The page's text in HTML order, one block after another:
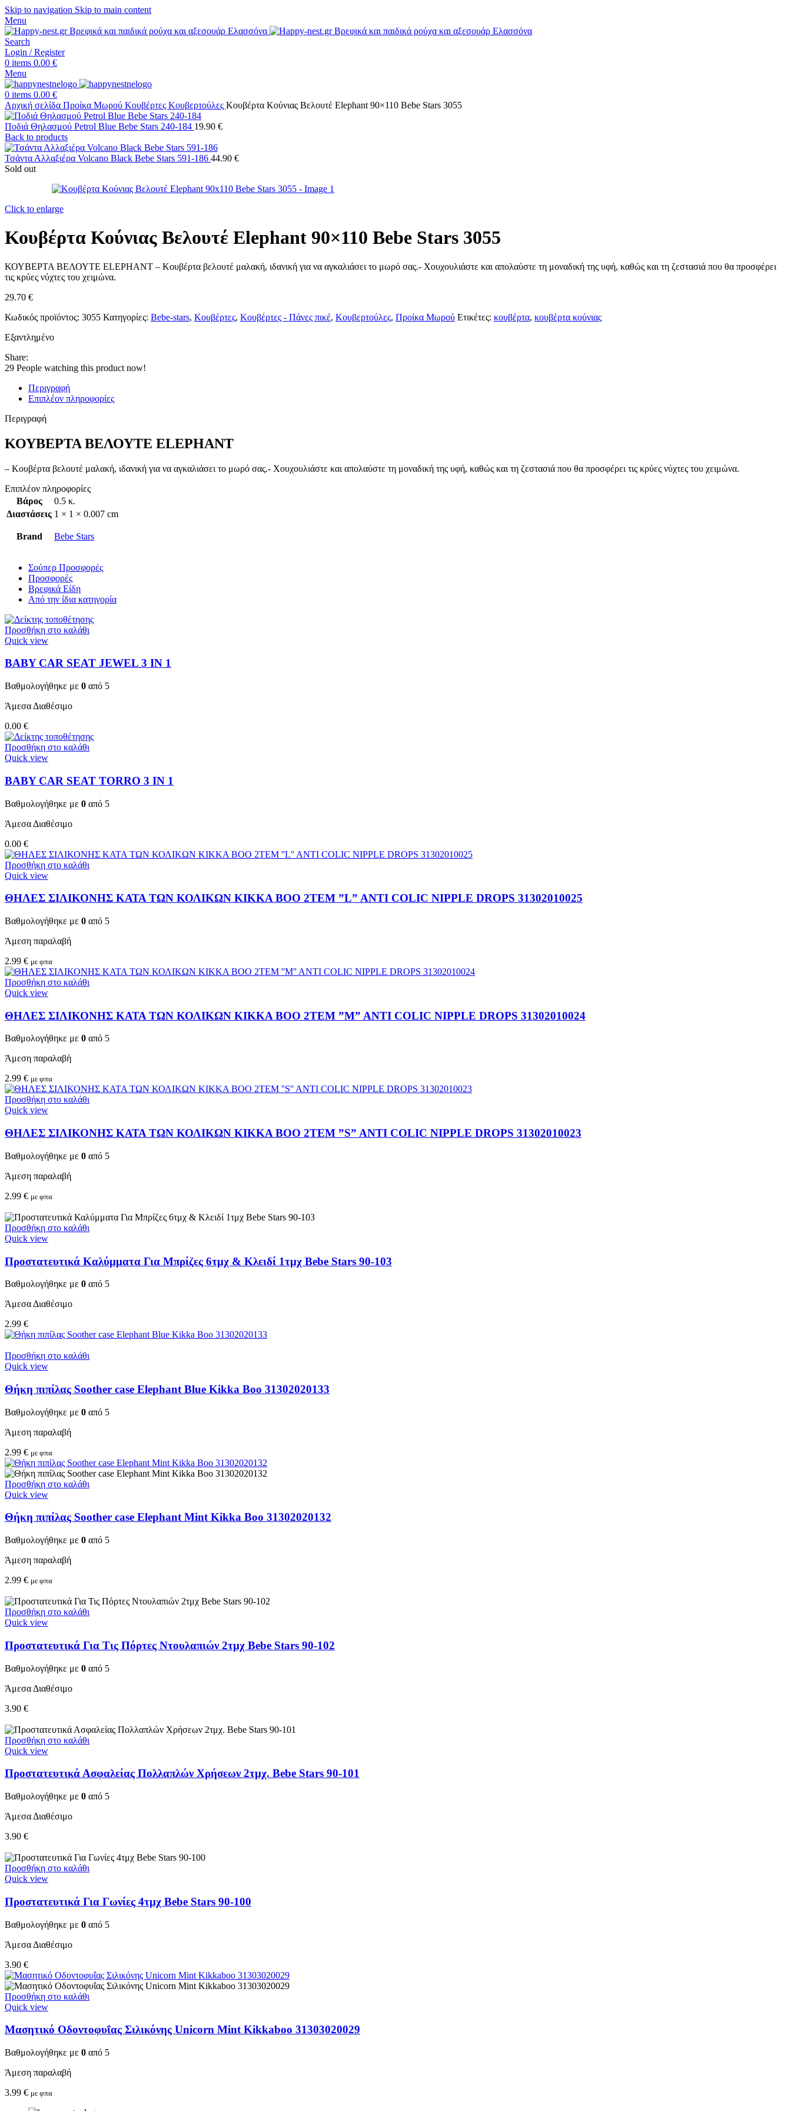
Skip to navigation Skip to main content
Menu
Search
Login / Register
0 items 0.00 €
Menu
0 items 0.00 €
Αρχική σελίδα Προίκα Μωρού Κουβέρτες Κουβερτούλες Κουβέρτα Κούνιας Βελουτέ Elephant 90×110 Bebe Stars 3055
Ποδιά Θηλασμού Petrol Blue Bebe Stars 240-184 19.90 €
Back to products
Τσάντα Αλλαξιέρα Volcano Black Bebe Stars 591-186 44.90 €
Sold out
Click to enlarge
Κουβέρτα Κούνιας Βελουτέ Elephant 90×110 Bebe Stars 3055
ΚΟΥΒΕΡΤΑ ΒΕΛΟΥΤΕ ELEPHANT – Κουβέρτα βελουτέ μαλακή, ιδανική για να αγκαλιάσει το μωρό σας.- Χουχουλιάστε και απολαύστε τη μοναδική της υφή, καθώς και τη ζεστασιά που θα προσφέρει
τις κρύες νύχτες του χειμώνα.
29.70 €
Κωδικός προϊόντος: 3055 Κατηγορίες: Bebe-stars, Κουβέρτες, Κουβέρτες - Πάνες πικέ, Κουβερτούλες, Προίκα Μωρού Ετικέτες: κουβέρτα, κουβέρτα κούνιας
Εξαντλημένο
Share:
29 People watching this product now!
Περιγραφή
Επιπλέον πληροφορίες
Περιγραφή
ΚΟΥΒΕΡΤΑ ΒΕΛΟΥΤΕ ELEPHANT
– Κουβέρτα βελουτέ μαλακή, ιδανική για να αγκαλιάσει το μωρό σας.- Χουχουλιάστε και απολαύστε τη μοναδική της υφή, καθώς και τη ζεστασιά που θα προσφέρει τις κρύες νύχτες του χειμώνα.
Επιπλέον πληροφορίες
Βάρος
0.5 κ.
Διαστάσεις 1 × 1 × 0.007 cm
Brand Bebe Stars
Σούπερ Προσφορές
Προσφορές
Βρεφικά Είδη
Από την ίδια κατηγορία
Προσθήκη στο καλάθι
Quick view
BABY CAR SEAT JEWEL 3 ΙΝ 1
Βαθμολογήθηκε με 0 από 5
Άμεσα Διαθέσιμο
0.00 €
Προσθήκη στο καλάθι
Quick view
BABY CAR SEAT TORRO 3 ΙΝ 1
Βαθμολογήθηκε με 0 από 5
Άμεσα Διαθέσιμο
0.00 €
Προσθήκη στο καλάθι
Quick view
ΘΗΛΕΣ ΣΙΛΙΚΟΝΗΣ ΚΑΤΑ ΤΩΝ ΚΟΛΙΚΩΝ KIKKA BOO 2TEM ”L” ANTI COLIC NIPPLE DROPS 31302010025
Βαθμολογήθηκε με 0 από 5
Άμεση παραλαβή
2.99 € με φπα
Προσθήκη στο καλάθι
Quick view
ΘΗΛΕΣ ΣΙΛΙΚΟΝΗΣ ΚΑΤΑ ΤΩΝ ΚΟΛΙΚΩΝ KIKKA BOO 2TEM ”M” ANTI COLIC NIPPLE DROPS 31302010024
Βαθμολογήθηκε με 0 από 5
Άμεση παραλαβή
2.99 € με φπα
Προσθήκη στο καλάθι
Quick view
ΘΗΛΕΣ ΣΙΛΙΚΟΝΗΣ ΚΑΤΑ ΤΩΝ ΚΟΛΙΚΩΝ KIKKA BOO 2TEM ”S” ANTI COLIC NIPPLE DROPS 31302010023
Βαθμολογήθηκε με 0 από 5
Άμεση παραλαβή
2.99 € με φπα
Προσθήκη στο καλάθι
Quick view
Προστατευτικά Καλύμματα Για Μπρίζες 6τμχ & Κλειδί 1τμχ Bebe Stars 90-103
Βαθμολογήθηκε με 0 από 5
Άμεσα Διαθέσιμο
2.99 €
Προσθήκη στο καλάθι
Quick view
Θήκη πιπίλας Soother case Elephant Blue Kikka Boo 31302020133
Βαθμολογήθηκε με 0 από 5
Άμεση παραλαβή
2.99 € με φπα
Προσθήκη στο καλάθι
Quick view
Θήκη πιπίλας Soother case Elephant Mint Kikka Boo 31302020132
Βαθμολογήθηκε με 0 από 5
Άμεση παραλαβή
2.99 € με φπα
Προσθήκη στο καλάθι
Quick view
Προστατευτικά Για Τις Πόρτες Ντουλαπιών 2τμχ Bebe Stars 90-102
Βαθμολογήθηκε με 0 από 5
Άμεσα Διαθέσιμο
3.90 €
Προσθήκη στο καλάθι
Quick view
Προστατευτικά Ασφαλείας Πολλαπλών Χρήσεων 2τμχ. Bebe Stars 90-101
Βαθμολογήθηκε με 0 από 5
Άμεσα Διαθέσιμο
3.90 €
Προσθήκη στο καλάθι
Quick view
Προστατευτικά Για Γωνίες 4τμχ Bebe Stars 90-100
Βαθμολογήθηκε με 0 από 5
Άμεσα Διαθέσιμο
3.90 €
Προσθήκη στο καλάθι
Quick view
Μασητικό Οδοντοφυΐας Σιλικόνης Unicorn Mint Kikkaboo 31303020029
Βαθμολογήθηκε με 0 από 5
Άμεση παραλαβή
3.99 € με φπα